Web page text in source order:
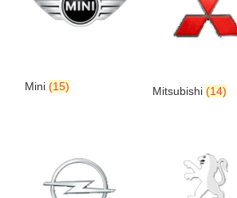
Mini (15) Mitsubishi (14)